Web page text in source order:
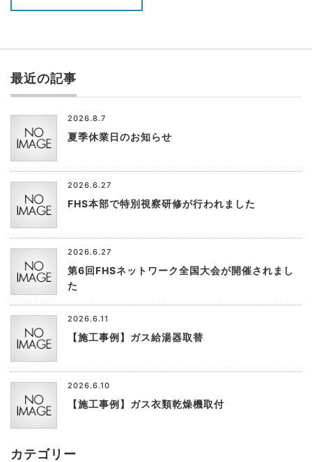
最近の記事
2026.8.7
夏季休業日のお知らせ
2026.6.27
FHS本部で特別視察研修が行われました
2026.6.27
第6回FHSネットワーク全国大会が開催されまし
た
2026.6.11
【施工事例】ガス給湯器取替
2026.6.10
【施工事例】ガス衣類乾燥機取付
カテゴリー